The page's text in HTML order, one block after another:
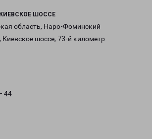
ШОССЕ
область, Наро-Фоминский
Киевское шоссе, 73-й километр
44